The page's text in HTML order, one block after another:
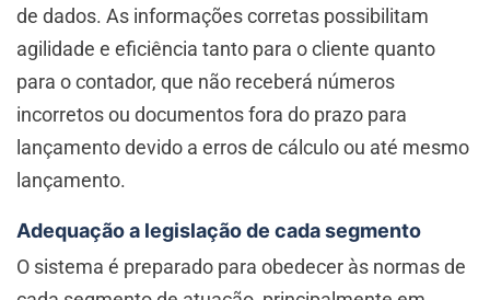
de dados. As informações corretas possibilitam
agilidade e eficiência tanto para o cliente quanto
para o contador, que não receberá números
incorretos ou documentos fora do prazo para
lançamento devido a erros de cálculo ou até mesmo
lançamento.
Adequação a legislação de cada segmento
O sistema é preparado para obedecer às normas de